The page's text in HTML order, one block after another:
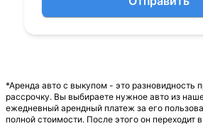
*Аренда авто с выкупом - это разновидность
рассрочку. Вы выбираете нужное авто из
ежедневный арендный платеж за его
полной стоимости. После этого он переходит